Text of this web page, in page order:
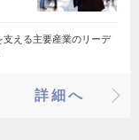
える主要産業のリーデ
詳細へ